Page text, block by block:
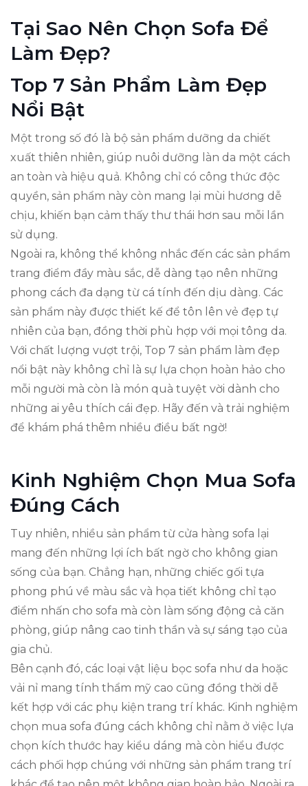
Tại Sao Nên Chọn Sofa Để
Làm Đẹp?
Top 7 Sản Phẩm Làm Đẹp
Nổi Bật
Một trong số đó là bộ sản phẩm dưỡng da chiết
xuất thiên nhiên, giúp nuôi dưỡng làn da một cách
an toàn và hiệu quả. Không chỉ có công thức độc
quyền, sản phẩm này còn mang lại mùi hương dễ
chịu, khiến bạn cảm thấy thư thái hơn sau mỗi lần
sử dụng.
Ngoài ra, không thể không nhắc đến các sản phẩm
trang điểm đầy màu sắc, dễ dàng tạo nên những
phong cách đa dạng từ cá tính đến dịu dàng. Các
sản phẩm này được thiết kế để tôn lên vẻ đẹp tự
nhiên của bạn, đồng thời phù hợp với mọi tông da.
Với chất lượng vượt trội, Top 7 sản phẩm làm đẹp
nổi bật này không chỉ là sự lựa chọn hoàn hảo cho
mỗi người mà còn là món quà tuyệt vời dành cho
những ai yêu thích cái đẹp. Hãy đến và trải nghiệm
để khám phá thêm nhiều điều bất ngờ!
Kinh Nghiệm Chọn Mua Sofa
Đúng Cách
Tuy nhiên, nhiều sản phẩm từ cửa hàng sofa lại
mang đến những lợi ích bất ngờ cho không gian
sống của bạn. Chẳng hạn, những chiếc gối tựa
phong phú về màu sắc và họa tiết không chỉ tạo
điểm nhấn cho sofa mà còn làm sống động cả căn
phòng, giúp nâng cao tinh thần và sự sáng tạo của
gia chủ.
Bên cạnh đó, các loại vật liệu bọc sofa như da hoặc
vải nỉ mang tính thẩm mỹ cao cũng đồng thời dễ
kết hợp với các phụ kiện trang trí khác. Kinh nghiệm
chọn mua sofa đúng cách không chỉ nằm ở việc lựa
chọn kích thước hay kiểu dáng mà còn hiểu được
cách phối hợp chúng với những sản phẩm trang trí